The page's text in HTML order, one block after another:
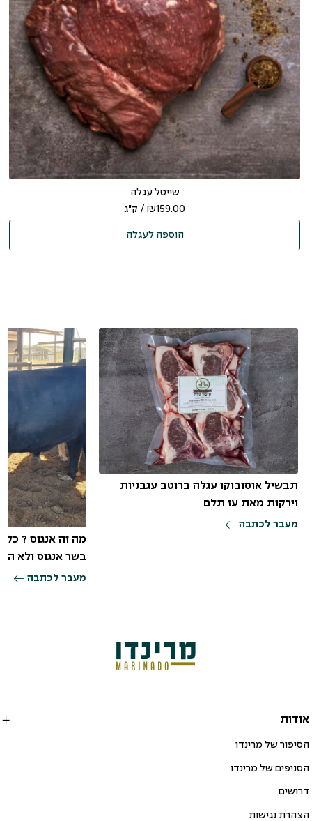
שייטל עגלה
₪159.00 / ק"ג
הוספה לעגלה
תבשיל אוסובוקו עגלה ברוטב עגבניות
וירקות מאת עז תלם
מעבר לכתבה
מה זה אנגוס ?
בשר אנגוס ולא
מעבר לכתבה
אודות
הסיפור של מרינדו
הסניפים של מרינדו
דרושים
הצהרת נגישות